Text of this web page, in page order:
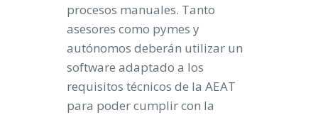
procesos manuales. Tanto
asesores como pymes y
autónomos deberán utilizar un
software adaptado a los
requisitos técnicos de la AEAT
para poder cumplir con la